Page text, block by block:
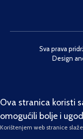
Sva prava
Design
Ova stranica koristi
omogućili bolje i
Korištenjem web stranice